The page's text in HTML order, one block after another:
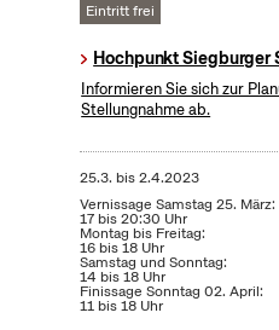
Eintritt frei
Hochpunkt Siegburger
Informieren Sie sich zur
Stellungnahme ab.
25.3. bis2.4.2023
Vernissage Samstag 25. März:
17 bis 20:30 Uhr
Montag bis Freitag:
16 bis 18 Uhr
Samstag und Sonntag:
14 bis 18 Uhr
Finissage Sonntag 02. April:
11 bis 18 Uhr